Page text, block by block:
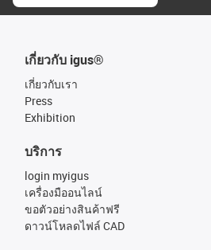
เกี่ยวกับ igus®
เกี่ยวกับเรา
Press
Exhibition
บริการ
login myigus
เครื่องมืออนไลน์
ขอตัวอย่างสินค้าฟรี
ดาวน์โหลดไฟล์ CAD